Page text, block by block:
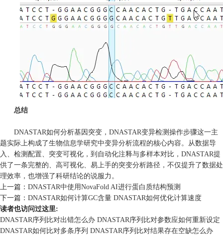
总结
DNASTAR如何分析基因突变，DNASTAR变异检测操作步骤这一主
题实际上构成了生物信息学研究中变异分析流程的核心内容。从数据导
入、检测配置、突变可视化，到自动化注释与多样本对比，DNASTAR提
供了一条完整的、高可视化、易上手的突变分析路径，不仅提升了数据处
理效率，也增强了科研结论的说服力。
上一篇： DNASTAR中使用NovaFold AI进行蛋白质结构预测
下一篇： DNASTAR如何计算GC含量 DNASTAR如何优化计算速度
读者也访问过这里:
DNASTAR序列比对出错怎么办 DNASTAR序列比对参数应如何重新设定
DNASTAR如何比对多条序列 DNASTAR序列比对结果存在空缺怎么办